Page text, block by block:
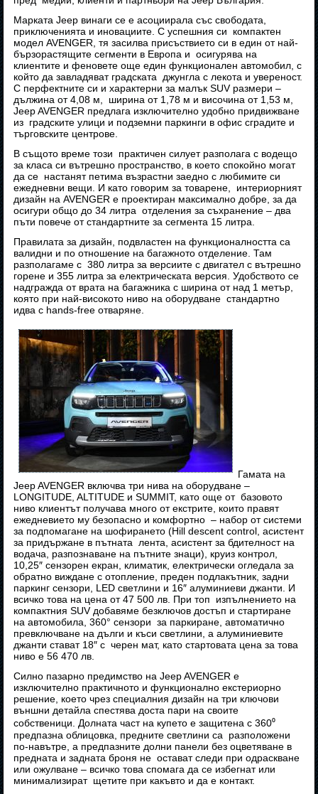
Марката Jeep винаги се е асоциирала със свободата,
приключенията и иновациите. С успешния си компактен
модел AVENGER, тя засилва присъствието си в един от най-
бързорастящите сегменти в Европа и осигурява на
клиентите и феновете още един функционален автомобил, с
който да завладяват градската джунгла с лекота и увереност.
С перфектните си и характерни за малък SUV размери –
дължина от 4,08 м, ширина от 1,78 м и височина от 1,53 м,
Jeep AVENGER предлага изключително удобно придвижване
из градските улици и подземни паркинги в офис сградите и
търговските центрове.
В същото време този практичен силует разполага с водещо
за класа си вътрешно пространство, в което спокойно могат
да се настанят петима възрастни заедно с любимите си
ежедневни вещи. И като говорим за товарене, интериорният
дизайн на AVENGER е проектиран максимално добре, за да
осигури общо до 34 литра отделения за съхранение – два
пъти повече от стандартните за сегмента 15 литра.
Правилата за дизайн, подвластен на функционалността са
валидни и по отношение на багажното отделение. Там
разполагаме с 380 литра за версиите с двигател с вътрешно
горене и 355 литра за електрическата версия. Удобството се
надгражда от врата на багажника с ширина от над 1 метър,
която при най-високото ниво на оборудване стандартно
идва с hands-free отваряне.
Гамата на
Jeep AVENGER включва три нива на оборудване –
LONGITUDE, ALTITUDE и SUMMIT, като още от базовото
ниво клиентът получава много от екстрите, които правят
ежедневието му безопасно и комфортно – набор от системи
за подпомагане на шофирането (Hill descent control, асистент
за придържане в пътната лента, асистент за бдителност на
водача, разпознаване на пътните знаци), круиз контрол,
10,25″ сензорен екран, климатик, електрически огледала за
обратно виждане с отопление, преден подлакътник, задни
паркинг сензори, LED светлини и 16″ алуминиеви джанти. И
всичко това на цена от 47 500 лв. При топ изпълнението на
компактния SUV добавяме безключов достъп и стартиране
на автомобила, 360° сензори за паркиране, автоматично
превключване на дълги и къси светлини, а алуминиевите
джанти стават 18″ с черен мат, като стартовата цена за това
ниво е 56 470 лв.
Силно пазарно предимство на Jeep AVENGER е
изключително практичното и функционално екстериорно
решение, което чрез специалния дизайн на три ключови
външни детайла спестява доста пари на своите
собственици. Долната част на купето е защитена с 360⁰
предпазна облицовка, предните светлини са разположени
по-навътре, а предпазните долни панели без оцветяване в
предната и задната броня не остават следи при одраскване
или ожулване – всичко това спомага да се избегнат или
минимализират щетите при какъвто и да е контакт.